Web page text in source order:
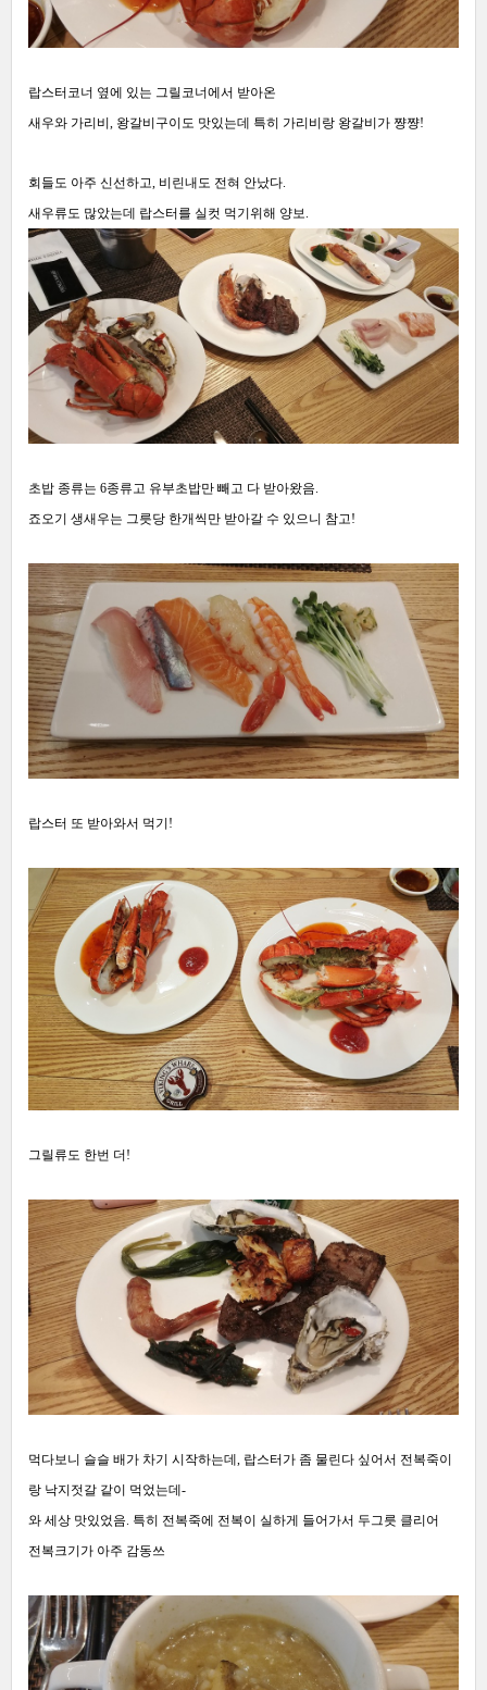
랍스터코너 옆에 있는 그릴코너에서 받아온
새우와 가리비, 왕갈비구이도 맛있는데 특히 가리비랑 왕갈비가 쨩쨩!
회들도 아주 신선하고, 비린내도 전혀 안났다.
새우류도 많았는데 랍스터를 실컷 먹기위해 양보.
초밥 종류는 6종류고 유부초밥만 빼고 다 받아왔음.
죠오기 생새우는 그릇당 한개씩만 받아갈 수 있으니 참고!
랍스터 또 받아와서 먹기!
그릴류도 한번 더!
먹다보니 슬슬 배가 차기 시작하는데, 랍스터가 좀 물린다 싶어서 전복죽이
랑 낙지젓갈 같이 먹었는데-
와 세상 맛있었음. 특히 전복죽에 전복이 실하게 들어가서 두그릇 클리어
전복크기가 아주 감동쓰